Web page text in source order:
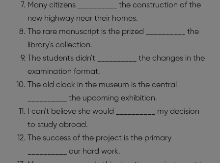
Many citizens __________ the construction of the
new highway near their homes.
The rare manuscript is the prized __________ the
library's collection.
The students didn't __________ the changes in the
examination format.
The old clock in the museum is the central
__________ the upcoming exhibition.
I can't believe she would __________ my decision
to study abroad.
The success of the project is the primary
__________ our hard work.